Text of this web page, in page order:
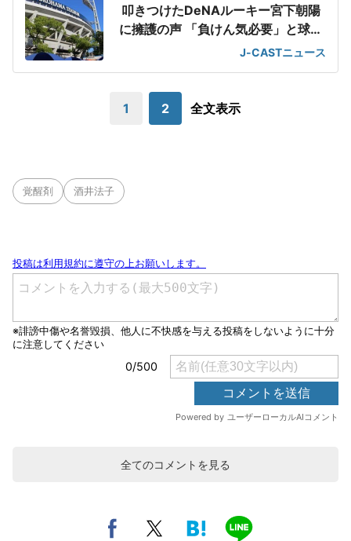
叩きつけたDeNAルーキー宮下朝陽
に擁護の声 「負けん気必要」と球団
J-CASTニュース
1 2 全文表示
覚醒剤 酒井法子
全てのコメントを見る